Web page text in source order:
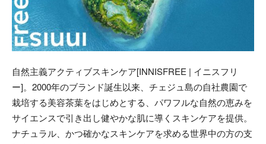
自然主義アクティブスキンケア[INNISFREE | イニスフリ
ー]。2000年のブランド誕生以来、チェジュ島の自社農園で
栽培する美容茶葉をはじめとする、パワフルな自然の恵みを
サイエンスで引き出し健やかな肌に導くスキンケアを提供。
ナチュラル、かつ確かなスキンケアを求める世界中の方の支